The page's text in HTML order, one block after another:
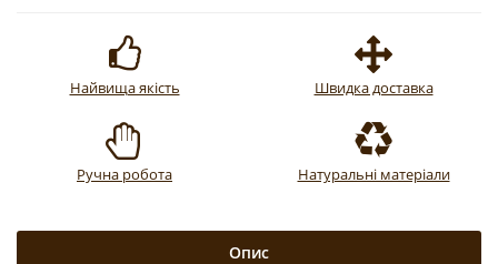
Найвища якість Швидка доставка
Ручна робота Натуральні матеріали
Опис